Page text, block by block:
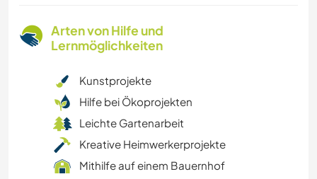
Arten von Hilfe und
Lernmöglichkeiten
Kunstprojekte
Hilfe bei Ökoprojekten
Leichte Gartenarbeit
Kreative Heimwerkerprojekte
Mithilfe auf einem Bauernhof